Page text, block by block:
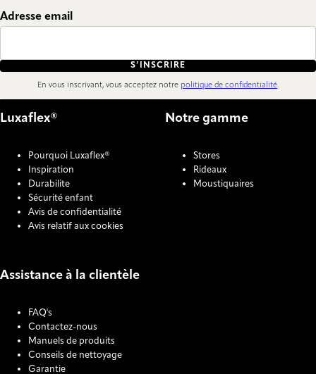
Adresse email
S’INSCRIRE
En vous inscrivant, vous acceptez notre politique de confidentialité.
Luxaflex®
Pourquoi Luxaflex®
Inspiration
Durabilite
Sécurité enfant
Avis de confidentialité
Avis relatif aux cookies
Notre gamme
Stores
Rideaux
Moustiquaires
Assistance à la clientèle
FAQ's
Contactez-nous
Manuels de produits
Conseils de nettoyage
Garantie